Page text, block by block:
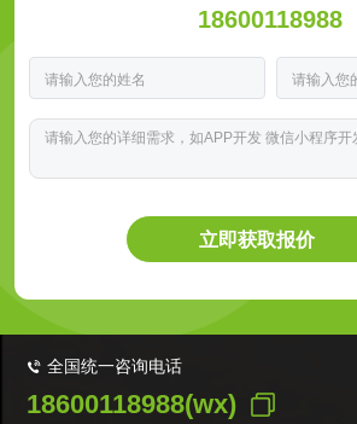
18600118988
立即获取报价
全国统一咨询电话
18600118988(wx)